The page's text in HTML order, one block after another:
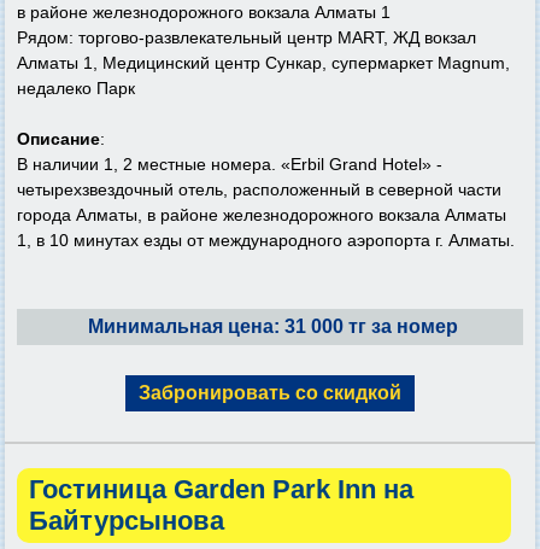
в районе железнодорожного вокзала Алматы 1
Рядом: торгово-развлекательный центр MART, ЖД вокзал
Алматы 1, Медицинский центр Сункар, супермаркет Magnum,
недалеко Парк
Описание:
В наличии 1, 2 местные номера. «Erbil Grand Hotel» -
четырехзвездочный отель, расположенный в северной части
города Алматы, в районе железнодорожного вокзала Алматы
1, в 10 минутах езды от международного аэропорта г. Алматы.
Минимальная цена: 31 000 тг за номер
Забронировать со скидкой
Гостиница Garden Park Inn на
Байтурсынова